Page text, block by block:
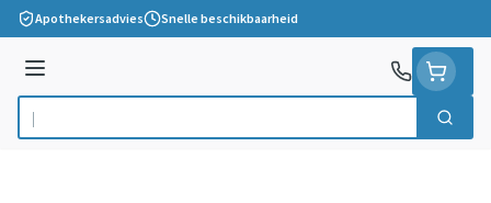
Ga naar de inhoud
Apothekersadvies Snelle beschikbaarheid
Menu
Product, merk, categorie... Zoek